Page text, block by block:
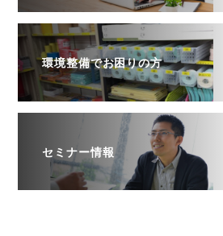
環境整備でお困りの方
セミナー情報